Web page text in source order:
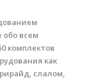
обо всем
комплектов
как
слалом,